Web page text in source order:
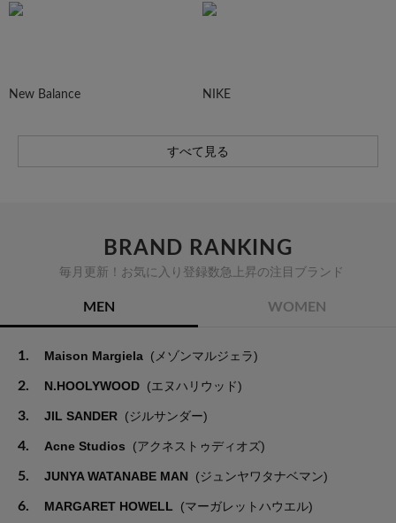
New Balance NIKE
すべて見る
BRAND RANKING
毎月更新！お気に入り登録数急上昇の注目ブランド
MEN WOMEN
1. Maison Margiela (メゾンマルジェラ)
2. N.HOOLYWOOD (エヌハリウッド)
3. JIL SANDER (ジルサンダー)
4. Acne Studios (アクネストゥディオズ)
5. JUNYA WATANABE MAN (ジュンヤワタナベマン)
6. MARGARET HOWELL (マーガレットハウエル)